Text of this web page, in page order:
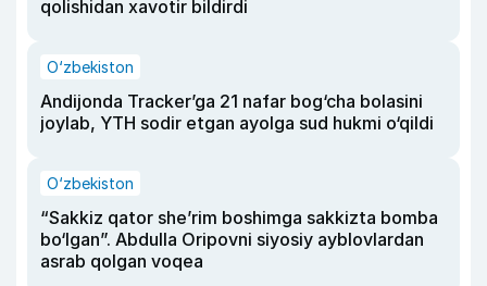
qolishidan xavotir bildirdi
O‘zbekiston
Andijonda Tracker’ga 21 nafar bog‘cha bolasini
joylab, YTH sodir etgan ayolga sud hukmi o‘qildi
O‘zbekiston
“Sakkiz qator she’rim boshimga sakkizta bomba
bo‘lgan”. Abdulla Oripovni siyosiy ayblovlardan
asrab qolgan voqea